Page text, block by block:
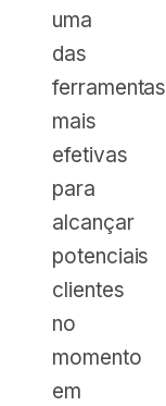
uma
das
ferramentas
mais
efetivas
para
alcançar
potenciais
clientes
no
momento
em